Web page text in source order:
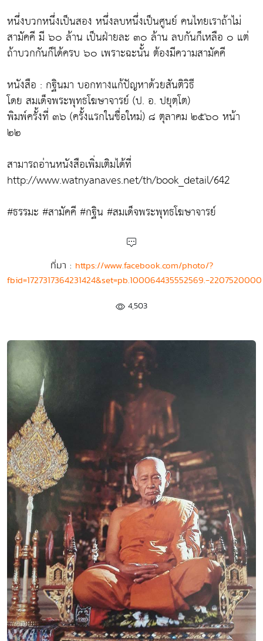
หนึ่งบวกหนึ่งเป็นสอง หนึ่งลบหนึ่งเป็นศูนย์ คนไทยเราถ้าไม่
สามัคคี มี ๖๐ ล้าน เป็นฝ่ายละ ๓๐ ล้าน ลบกันก็เหลือ ๐ แต่
ถ้าบวกกันก็ได้ครบ ๖๐ เพราะฉะนั้น ต้องมีความสามัคคี
หนังสือ : กฐินมา บอกทางแก้ปัญหาด้วยสันติวิธี
โดย สมเด็จพระพุทธโฆษาจารย์ (ป. อ. ปยุตฺโต)
พิมพ์ครั้งที่ ๓๖ (ครั้งแรกในชื่อใหม่) ๘ ตุลาคม ๒๕๖๐ หน้า
๒๒
สามารถอ่านหนังสือเพิ่มเติมได้ที่
http://www.watnyanaves.net/th/book_detail/642
#ธรรมะ #สามัคคี #กฐิน #สมเด็จพระพุทธโฆษาจารย์
ที่มา : https://www.facebook.com/photo/?
fbid=1727317364231424&set=pb.100064435552569.-2207520000
4,503